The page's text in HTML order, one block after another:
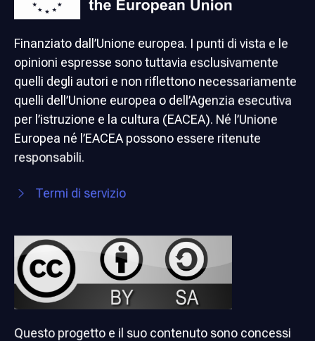
Finanziato dall’Unione europea. I punti di vista e le
opinioni espresse sono tuttavia esclusivamente
quelli degli autori e non riflettono necessariamente
quelli dell’Unione europea o dell’Agenzia esecutiva
per l’istruzione e la cultura (EACEA). Né l’Unione
Europea né l’EACEA possono essere ritenute
responsabili.
Termi di servizio
Questo progetto e il suo contenuto sono concessi